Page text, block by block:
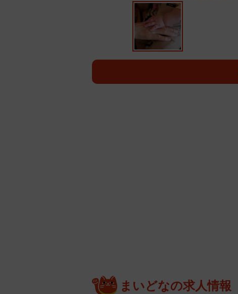
まいどなの求人情報